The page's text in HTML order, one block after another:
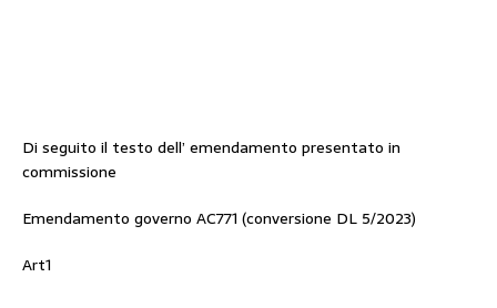
Di seguito il testo dell’ emendamento presentato in
commissione
Emendamento governo AC771 (conversione DL 5/2023)
Art1